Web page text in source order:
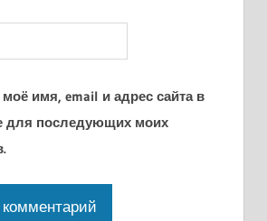
имя, email и адрес сайта в
для последующих моих